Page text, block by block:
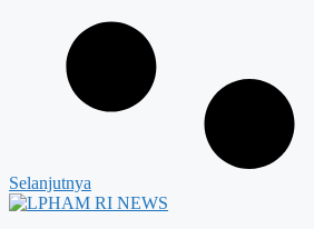
Selanjutnya